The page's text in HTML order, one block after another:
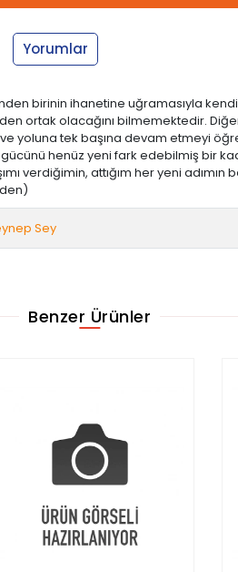
Yorumlar
birinin ihanetine uğramasıyla
ortak olacağını bilmemektedir.
yoluna tek başına devam etmeyi
henüz yeni fark edebilmiş bir
verdiğimin, attığım her yeni
Sey
Benzer Ürünler